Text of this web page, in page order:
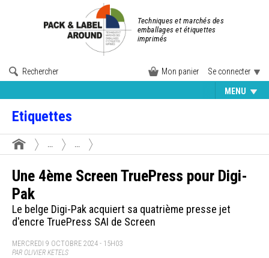
Techniques et marchés des
emballages et étiquettes
imprimés
Rechercher Mon panier Se connecter
MENU
Etiquettes
Une 4ème Screen TruePress pour Digi-
Pak
Le belge Digi-Pak acquiert sa quatrième presse jet
d'encre TruePress SAI de Screen
MERCREDI 9 OCTOBRE 2024 - 15H03
PAR OLIVIER KETELS